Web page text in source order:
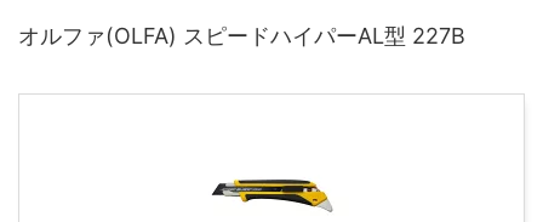
オルファ(OLFA) スピードハイパーAL型 227B